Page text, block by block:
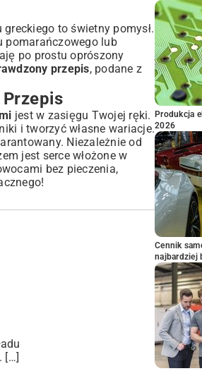
to świetny pomysł.
pomarańczowego lub
po prostu oprószony
przepis, podane z
jest w zasięgu Twojej ręki.
i tworzyć własne wariacje.
Niezależnie od
jest serce włożone w
bez pieczenia,
[…]
Produkcja
2026
Cennik
najbardziej